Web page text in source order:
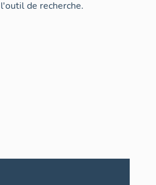
l'outil de recherche.